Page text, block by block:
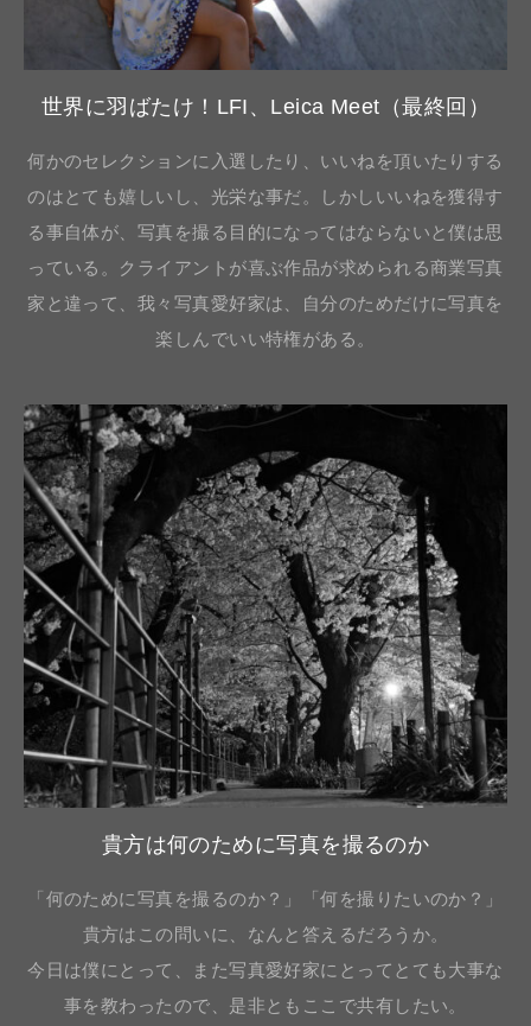
世界に羽ばたけ！LFI、Leica Meet（最終回）
何かのセレクションに入選したり、いいねを頂いたりする
のはとても嬉しいし、光栄な事だ。しかしいいねを獲得す
る事自体が、写真を撮る目的になってはならないと僕は思
っている。クライアントが喜ぶ作品が求められる商業写真
家と違って、我々写真愛好家は、自分のためだけに写真を
楽しんでいい特権がある。
貴方は何のために写真を撮るのか
「何のために写真を撮るのか？」「何を撮りたいのか？」
貴方はこの問いに、なんと答えるだろうか。
今日は僕にとって、また写真愛好家にとってとても大事な
事を教わったので、是非ともここで共有したい。